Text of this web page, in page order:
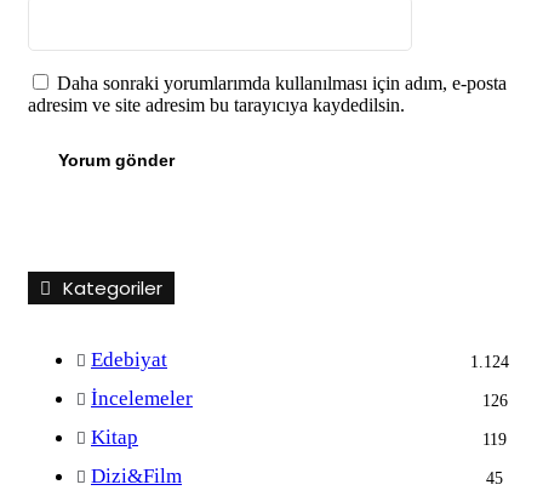
Daha sonraki yorumlarımda kullanılması için adım, e-posta
adresim ve site adresim bu tarayıcıya kaydedilsin.
Kategoriler
Edebiyat 1.124
İncelemeler 126
Kitap 119
Dizi&Film 45